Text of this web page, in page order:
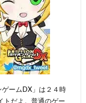
ゲームDX」は２４時
トだよ。普通のゲー